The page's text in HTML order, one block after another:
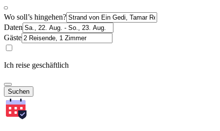
Wo soll’s hingehen?
Daten
Gäste
Ich reise geschäftlich
Suchen